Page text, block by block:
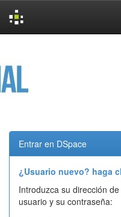
Entrar en DSpace
¿Usuario nuevo? haga
Introduzca su dirección
usuario y su contraseña: